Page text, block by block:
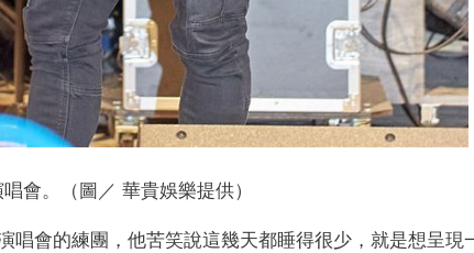
會。（圖／ 華貴娛樂提供）
唱會的練團，他苦笑說這幾天都睡得很少，就是想呈現